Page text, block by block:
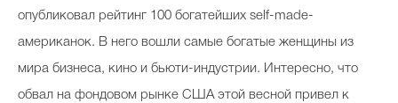
опубликовал рейтинг 100 богатейших self-made-
американок. В него вошли самые богатые женщины из
мира бизнеса, кино и бьюти-индустрии. Интересно, что
обвал на фондовом рынке США этой весной привел к